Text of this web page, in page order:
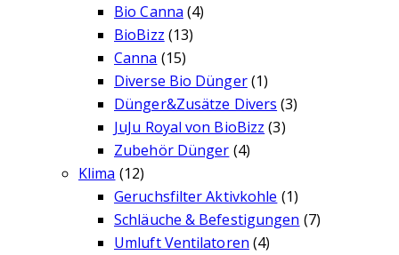
Bio Canna (4)
BioBizz (13)
Canna (15)
Diverse Bio Dünger(1)
Dünger&Zusätze Divers (3)
JuJu Royal von BioBizz (3)
Zubehör Dünger (4)
Klima (12)
Geruchsfilter Aktivkohle (1)
Schläuche & Befestigungen (7)
Umluft Ventilatoren (4)